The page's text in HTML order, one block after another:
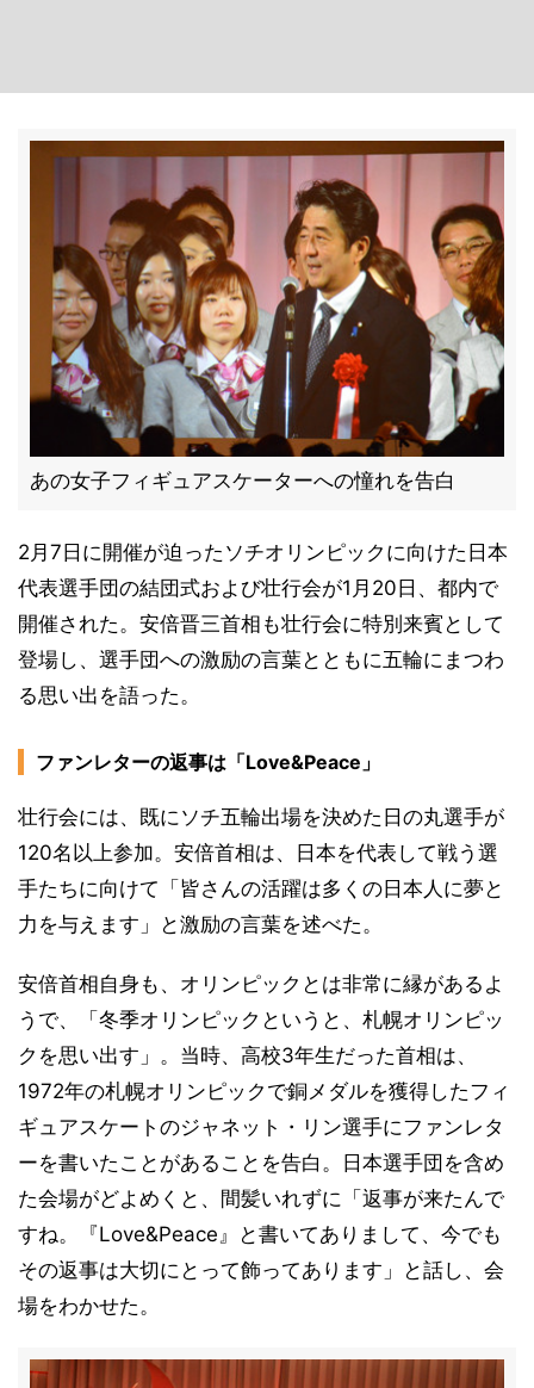
あの女子フィギュアスケーターへの憧れを告白
2月7日に開催が迫ったソチオリンピックに向けた日本
代表選手団の結団式および壮行会が1月20日、都内で
開催された。安倍晋三首相も壮行会に特別来賓として
登場し、選手団への激励の言葉とともに五輪にまつわ
る思い出を語った。
ファンレターの返事は「Love&Peace」
壮行会には、既にソチ五輪出場を決めた日の丸選手が
120名以上参加。安倍首相は、日本を代表して戦う選
手たちに向けて「皆さんの活躍は多くの日本人に夢と
力を与えます」と激励の言葉を述べた。
安倍首相自身も、オリンピックとは非常に縁があるよ
うで、「冬季オリンピックというと、札幌オリンピッ
クを思い出す」。当時、高校3年生だった首相は、
1972年の札幌オリンピックで銅メダルを獲得したフィ
ギュアスケートのジャネット・リン選手にファンレタ
ーを書いたことがあることを告白。日本選手団を含め
た会場がどよめくと、間髪いれずに「返事が来たんで
すね。『Love&Peace』と書いてありまして、今でも
その返事は大切にとって飾ってあります」と話し、会
場をわかせた。